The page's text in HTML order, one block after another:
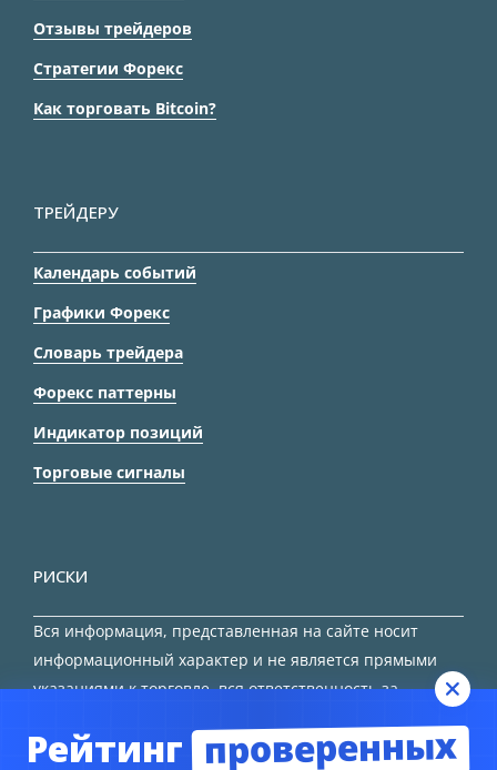
Отзывы трейдеров
Стратегии Форекс
Как торговать Bitcoin?
ТРЕЙДЕРУ
Календарь событий
Графики Форекс
Словарь трейдера
Форекс паттерны
Индикатор позиций
Торговые сигналы
РИСКИ
Вся информация, представленная на сайте носит
информационный характер и не является прямыми
указаниями к торговле, вся ответственность за
Рейтинг проверенных